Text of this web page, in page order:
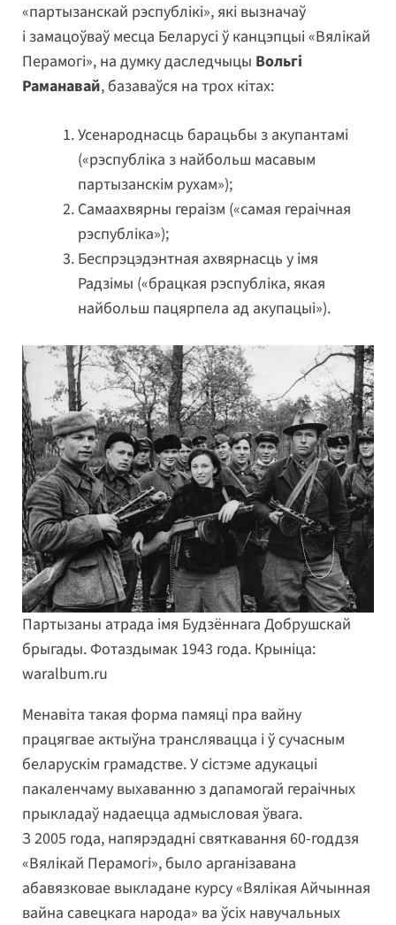
«партызанскай рэспублікі», які вызначаў
і замацоўваў месца Беларусі ў канцэпцыі «Вялікай
Перамогі», на думку даследчыцы Вольгі
Раманавай, базаваўся на трох кітах:
Усенароднасць барацьбы з акупантамі
(«рэспубліка з найбольш масавым
партызанскім рухам»);
Самаахвярны гераізм («самая гераічная
рэспубліка»);
Беспрэцэдэнтная ахвярнасць у імя
Радзімы («брацкая рэспубліка, якая
найбольш пацярпела ад акупацыі»).
Партызаны атрада імя Будзённага Добрушскай
брыгады. Фотаздымак 1943 года. Крыніца:
waralbum.ru
Менавіта такая форма памяці пра вайну
працягвае актыўна транслявацца і ў сучасным
беларускім грамадстве. У сістэме адукацыі
пакаленчаму выхаванню з дапамогай гераічных
прыкладаў надаецца адмысловая ўвага.
З 2005 года, напярэдадні святкавання 60-годдзя
«Вялікай Перамогі», было арганізавана
абавязковае выкладане курсу «Вялікая Айчынная
вайна савецкага народа» ва ўсіх навучальных